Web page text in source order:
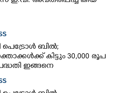
പെട്രോള്‍ ബില്‍;
കിട്ടും 30,000 രൂപ
ഇങ്ങനെ